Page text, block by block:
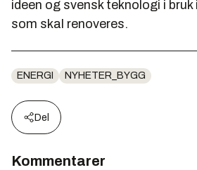
ideen og svensk teknologi i
som skal renoveres.
ENERGI NYHETER_BYGG
Del
Kommentarer